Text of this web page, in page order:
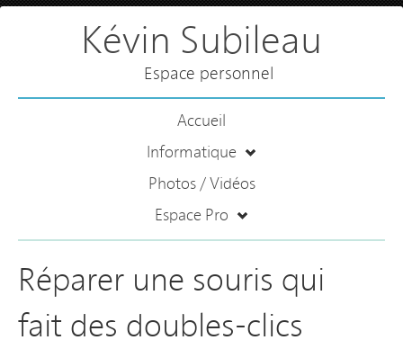
Kévin Subileau
Espace personnel
Accueil
Informatique
Photos / Vidéos
Espace Pro
Réparer une souris qui
fait des doubles-clics